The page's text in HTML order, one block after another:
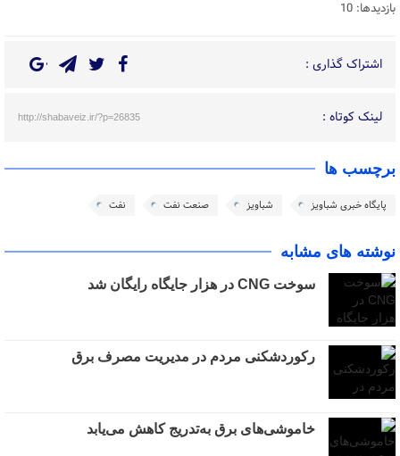
بازدیدها: 10
اشتراک گذاری :
لینک کوتاه : http://shabaveiz.ir/?p=26835
برچسب ها
پایگاه خبری شباویز شباویز صنعت نفت نفت
نوشته های مشابه
سوخت CNG در هزار جایگاه رایگان شد
رکوردشکنی مردم در مدیریت مصرف برق
خاموشی‌های برق به‌تدریج کاهش می‌یابد